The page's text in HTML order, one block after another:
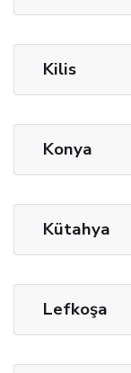
Kilis
Konya
Kütahya
Lefkoşa